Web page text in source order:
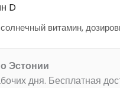
D
витамин,
Эстонии
дня. Бесплатная